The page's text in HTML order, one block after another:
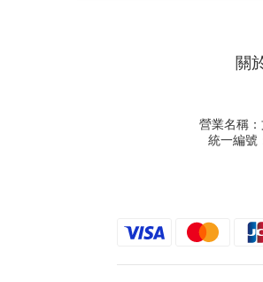
關
營業名稱
統一編號